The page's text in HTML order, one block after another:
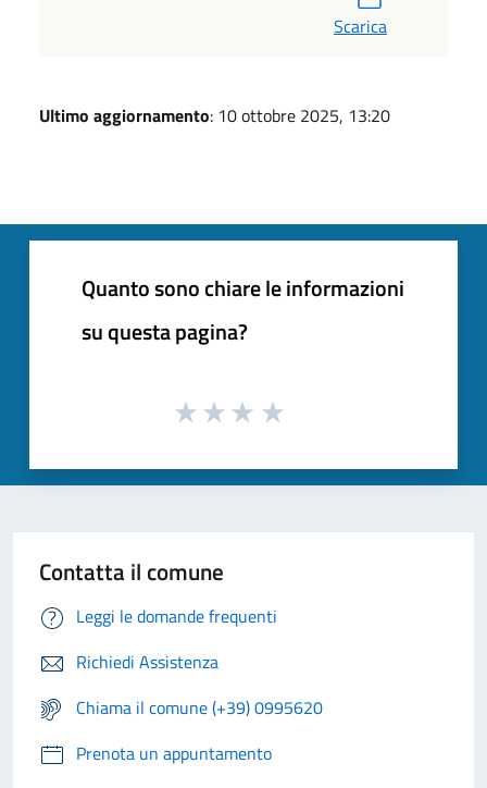
Scarica
Ultimo aggiornamento: 10 ottobre 2025, 13:20
Quanto sono chiare le informazioni
su questa pagina?
Contatta il comune
Leggi le domande frequenti
Richiedi Assistenza
Chiama il comune (+39) 0995620
Prenota un appuntamento